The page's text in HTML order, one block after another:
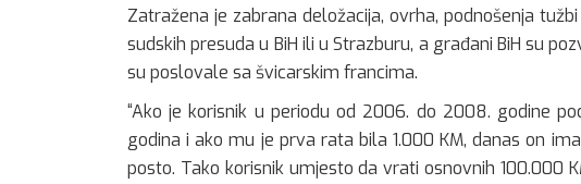
Zatražena je zabrana deložacija, ovrha, podnošenja
sudskih presuda u BiH ili u Strazburu, a građani BiH su
su poslovale sa švicarskim francima.
“Ako je korisnik u periodu od 2006. do 2008. godine
godina i ako mu je prva rata bila 1.000 KM, danas on
posto. Tako korisnik umjesto da vrati osnovnih 100.000